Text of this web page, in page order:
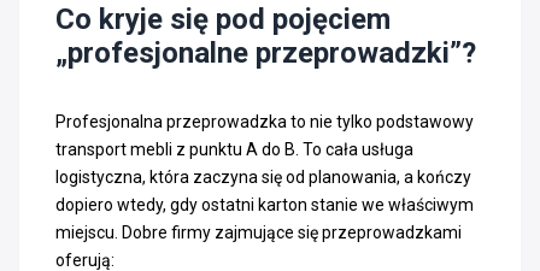
Co kryje się pod pojęciem
„profesjonalne przeprowadzki”?
Profesjonalna przeprowadzka to nie tylko podstawowy
transport mebli z punktu A do B. To cała usługa
logistyczna, która zaczyna się od planowania, a kończy
dopiero wtedy, gdy ostatni karton stanie we właściwym
miejscu. Dobre firmy zajmujące się przeprowadzkami
oferują: